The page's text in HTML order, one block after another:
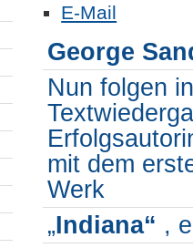
E-Mail
George
Nun folgen
mit dem
Werk
„Indiana“ ,